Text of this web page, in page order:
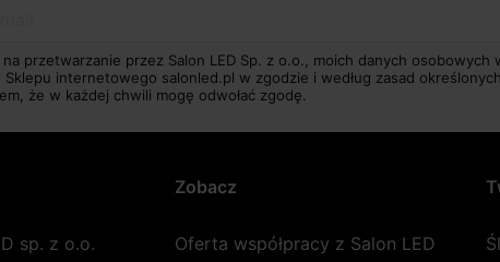
przetwarzanie przez Salon LED Sp. z o.o., moich danych osobowych
Sklepu internetowego salonled.pl w zgodzie i według zasad
że w każdej chwili mogę odwołać zgodę.
sp. z o.o.
Zobacz
Oferta współpracy z Salon LED